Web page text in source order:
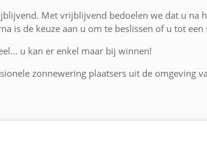
Met vrijblijvend bedoelen we dat u na
is de keuze aan u om te beslissen of u tot
u kan er enkel maar bij winnen!
zonnewering plaatsers uit de omgeving